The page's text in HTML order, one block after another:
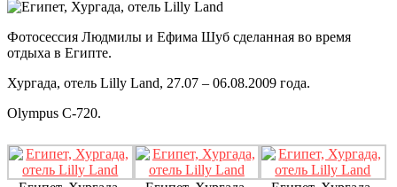
Фотосессия Людмилы и Ефима Шуб сделанная во время
отдыха в Египте.
Хургада, отель Lilly Land, 27.07 – 06.08.2009 года.
Olympus С-720.